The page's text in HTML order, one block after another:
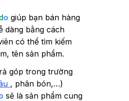
o giúp bạn bán hàng
dàng bằng cách
có thể tìm kiếm
tên sản phẩm.
góp trong trường
, phân bón,…)
sẽ là sản phẩm cung